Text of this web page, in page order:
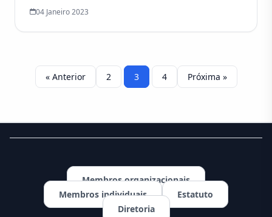
04 Janeiro 2023
« Anterior 2 3 4 Próxima »
Membros organizacionais
Membros individuais
Estatuto
Diretoria